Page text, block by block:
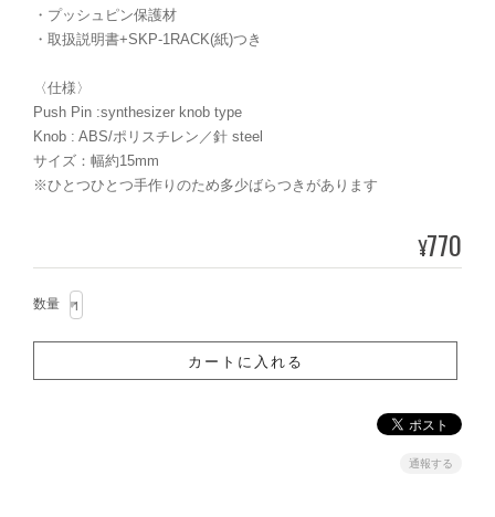
・プッシュピン保護材
・取扱説明書+SKP-1RACK(紙)つき
〈仕様〉
Push Pin :synthesizer knob type
Knob : ABS/ポリスチレン／針 steel
サイズ：幅約15mm
※ひとつひとつ手作りのため多少ばらつきがあります
¥770
数量
通報する